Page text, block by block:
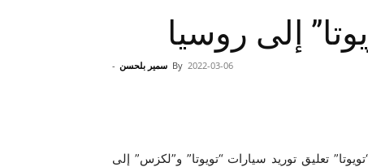
إلى روسيا
By سمير بلحسن - 2022-03-06
تعليق توريد سيارات “تويوتا” و”لكزس” إلى